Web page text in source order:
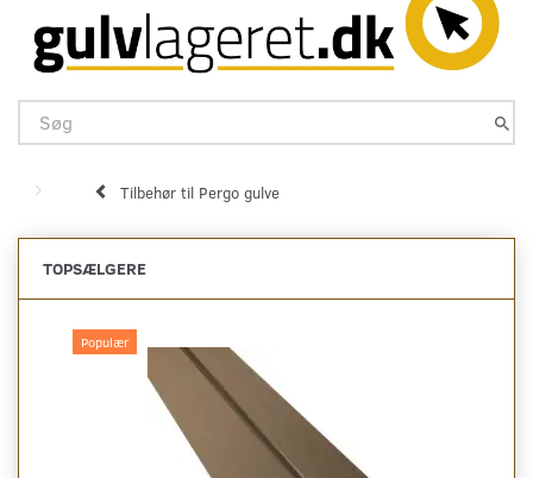
Tilbehør til Pergo gulve
TOPSÆLGERE
Populær